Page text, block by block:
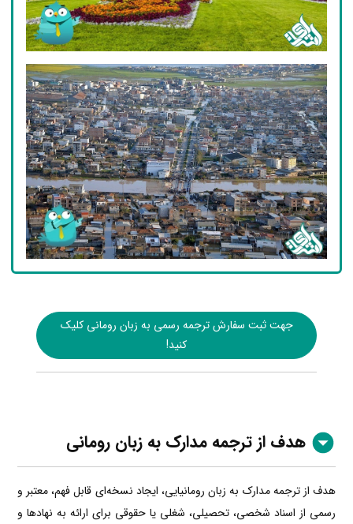
جهت ثبت سفارش ترجمه رسمی به زبان رومانی کلیک
کنید!
هدف از ترجمه مدارک به زبان رومانی
هدف از ترجمه مدارک به زبان رومانیایی، ایجاد نسخه‌ای قابل فهم، معتبر و
رسمی از اسناد شخصی، تحصیلی، شغلی یا حقوقی برای ارائه به نهادها و